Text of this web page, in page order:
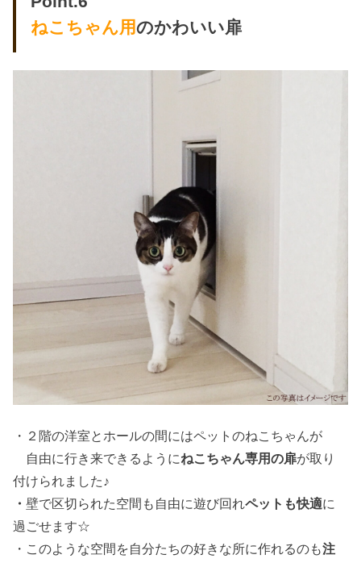
ねこちゃん用のかわいい扉
・２階の洋室とホールの間にはペットのねこちゃんが
自由に行き来できるようにねこちゃん専用の扉が取り
付けられました♪
・壁で区切られた空間も自由に遊び回れペットも快適に
過ごせます☆
・このような空間を自分たちの好きな所に作れるのも注